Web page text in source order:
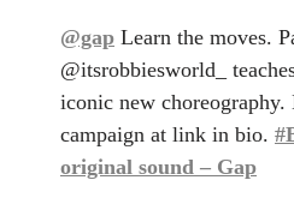
@gap Learn the moves.
@itsrobbiesworld_
iconic new choreography.
campaign at link in bio.
original sound – Gap